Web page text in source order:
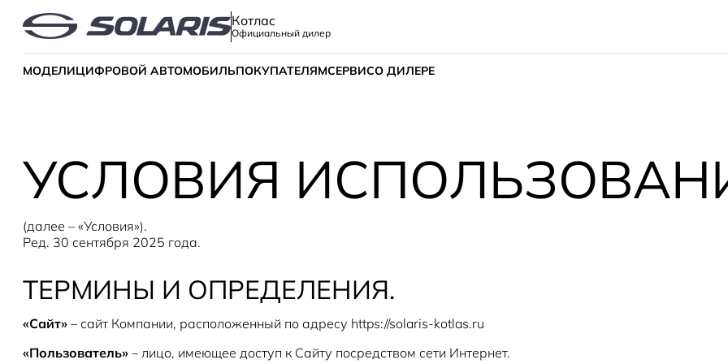
Котлас
Официальный дилер
МОДЕЛИЦИФРОВОЙ АВТОМОБИЛЬПОКУПАТЕЛЯМСЕРВИСО ДИЛЕРЕ
УСЛОВИЯ
(далее – «Условия»).
Ред. 30 сентября 2025 года.
ТЕРМИНЫ И ОПРЕДЕЛЕНИЯ.
«Сайт» – сайт Компании, расположенный по адресу https://solaris-kotlas.ru
«Пользователь» – лицо, имеющее доступ к Сайту посредством сети Интернет.